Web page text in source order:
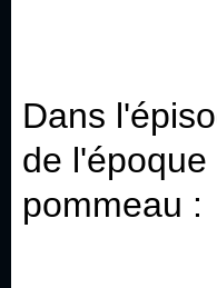
Dans
de
pommeau :